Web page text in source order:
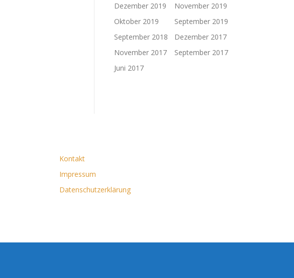
Dezember 2019
November 2019
Oktober 2019
September 2019
September 2018
Dezember 2017
November 2017
September 2017
Juni 2017
Kontakt
Impressum
Datenschutzerklärung